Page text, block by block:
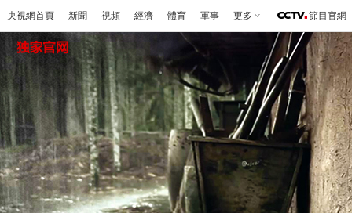
央視網首頁 新聞 視頻 經濟 體育 軍事 更多 節目官網